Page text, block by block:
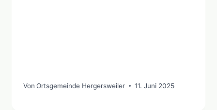
Von Ortsgemeinde Hergersweiler 11. Juni 2025